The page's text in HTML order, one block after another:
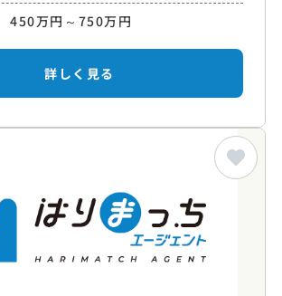
450万円～750万円
詳しく見る